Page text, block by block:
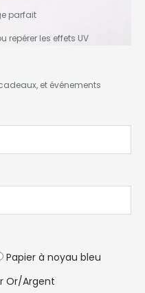
parfait
repérer les effets UV
et événements
Papier à noyau bleu
Or/Argent